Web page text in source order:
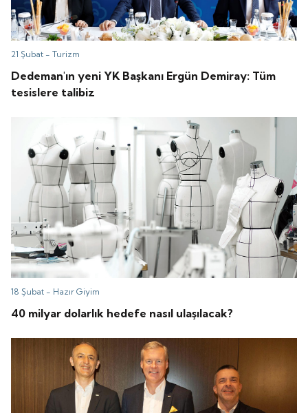
21 Şubat -Turizm
Dedeman'ın yeni YK Başkanı Ergün Demiray: Tüm
tesislere talibiz
18 Şubat - Hazır Giyim
40 milyar dolarlık hedefe nasıl ulaşılacak?